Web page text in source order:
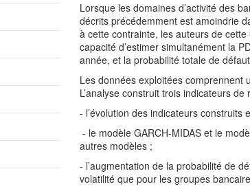
Lorsque les domaines d’activité des
décrits précédemment est amoindrie
à cette contrainte, les auteurs de
capacité d’estimer simultanément la
année, et la probabilité totale de
Les données exploitées comprennent
L’analyse construit trois indicateurs
- l’évolution des indicateurs
- le modèle GARCH-MIDAS et le
autres modèles ;
- l’augmentation de la probabilité de
volatilité que pour les groupes